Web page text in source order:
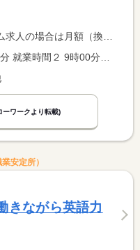
ート求人の場合は時間額を表示しています。
就業時間１ 15時00分〜18時30分 就業時間２ 9時00分〜14時00分 就業時間に関する特記事項 （１）（２）上記の２、３時間程度も相談に応じます。 <BR> （１）水、木、金曜日 <BR> （２）土曜日
ーワークより転載)
安定所）
ながら英語力